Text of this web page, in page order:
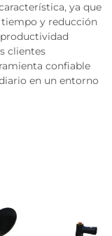
ya que
y reducción
clientes
confiable
en un entorno